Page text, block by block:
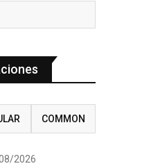
COMMON
2026